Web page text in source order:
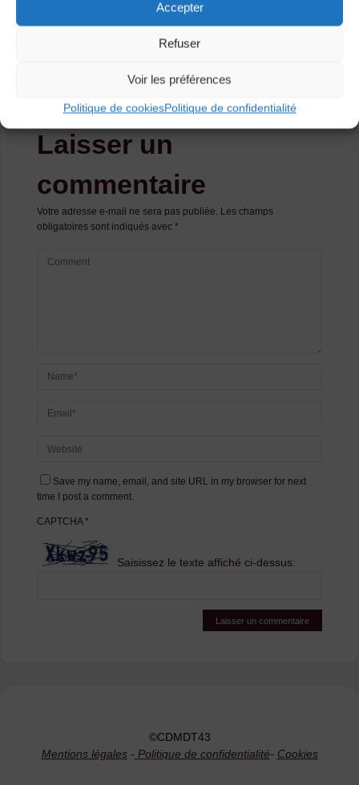
Accepter
Refuser
Voir les préférences
Politique de cookiesPolitique de confidentialité
LO FESTENAL #6 « LʼORSE SE SOLELHA »
Laisser un
commentaire
Votre adresse e-mail ne sera pas publiée. Les champs
obligatoires sont indiqués avec *
Save my name, email, and site URL in my browser for next
time I post a comment.
CAPTCHA*
Saisissez le texte affiché ci-dessus:
©CDMDT43
Mentions légales- Politique de confidentialité- Cookies